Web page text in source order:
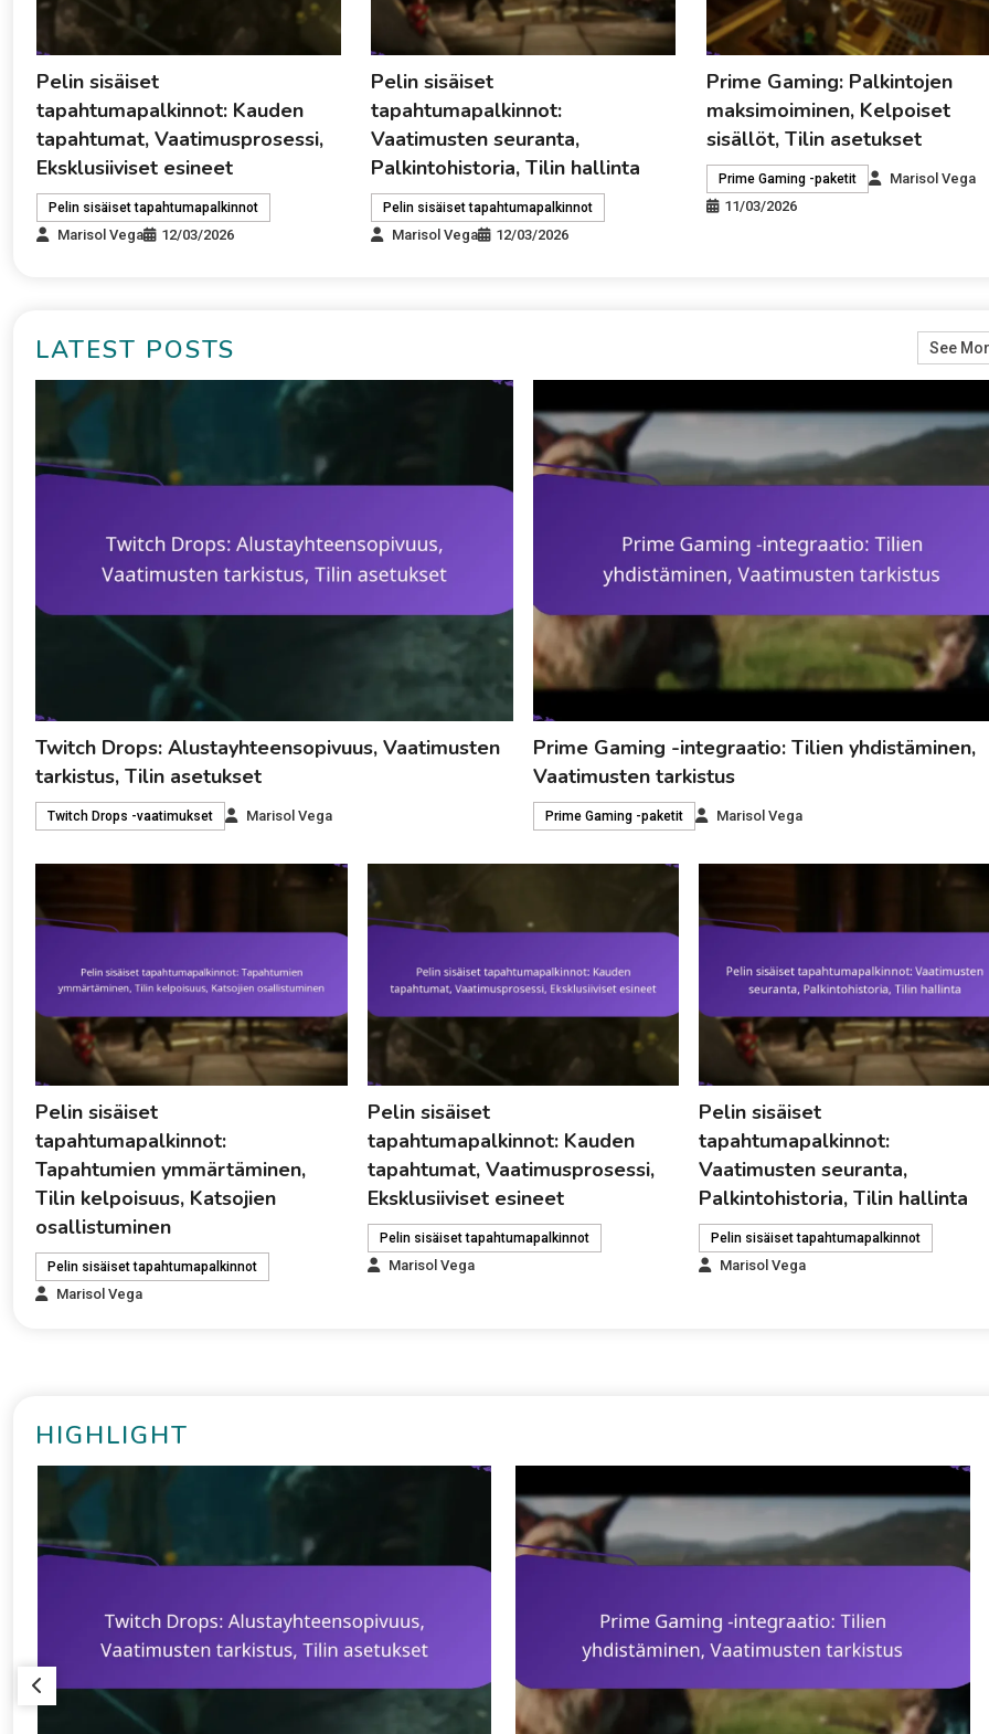
Pelin sisäiset
tapahtumapalkinnot: Kauden
tapahtumat, Vaatimusprosessi,
Eksklusiiviset esineet
Pelin sisäiset tapahtumapalkinnot
Marisol Vega 12/03/2026
Pelin sisäiset
tapahtumapalkinnot:
Vaatimusten seuranta,
Palkintohistoria, Tilin hallinta
Pelin sisäiset tapahtumapalkinnot
Marisol Vega 12/03/2026
Prime Gaming: Palkintojen
maksimoiminen, Kelpoiset
sisällöt, Tilin asetukset
Prime Gaming -paketit
Marisol Vega
11/03/2026
LATEST POSTS See
Twitch Drops: Alustayhteensopivuus, Vaatimusten
tarkistus, Tilin asetukset
Twitch Drops -vaatimukset Marisol Vega
Prime Gaming -integraatio: Tilien yhdistäminen,
Vaatimusten tarkistus
Prime Gaming -paketit Marisol Vega
Pelin sisäiset
tapahtumapalkinnot:
Tapahtumien ymmärtäminen,
Tilin kelpoisuus, Katsojien
osallistuminen
Pelin sisäiset tapahtumapalkinnot
Marisol Vega
Pelin sisäiset
tapahtumapalkinnot: Kauden
tapahtumat, Vaatimusprosessi,
Eksklusiiviset esineet
Pelin sisäiset tapahtumapalkinnot
Marisol Vega
Pelin sisäiset
tapahtumapalkinnot:
Vaatimusten seuranta,
Palkintohistoria, Tilin hallinta
Pelin sisäiset tapahtumapalkinnot
Marisol Vega
HIGHLIGHT